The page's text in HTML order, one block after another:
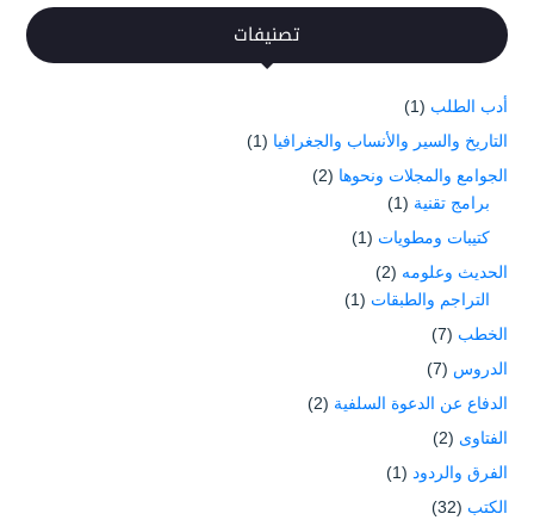
تصنيفات
أدب الطلب (1)
التاريخ والسير والأنساب والجغرافيا (1)
الجوامع والمجلات ونحوها (2)
برامج تقنية (1)
كتيبات ومطويات (1)
الحديث وعلومه (2)
التراجم والطبقات (1)
الخطب (7)
الدروس (7)
الدفاع عن الدعوة السلفية (2)
الفتاوى (2)
الفرق والردود (1)
الكتب (32)